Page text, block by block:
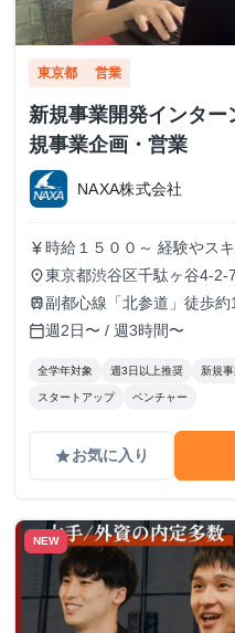
東京都 営業
新規事業開発インタ
規事業企画・営業
NAXA株式会社
currency_yen 時給１５００～ 経験やス
place東京都渋谷区千駄ヶ谷4-2-7
train副都心線「北参道」徒歩約
calendar_today週2日〜 / 週3時間〜
全学年対象 週3日以上推奨 新規
スタートアップ ベンチャー
gradeお気に入り
NEW